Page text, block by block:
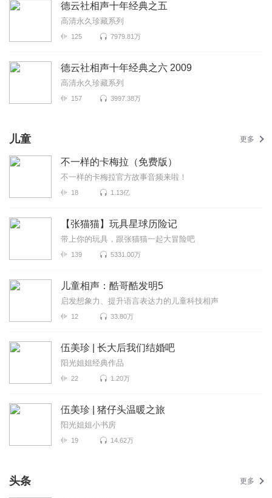
德云社相声十年经典之五
高清永久珍藏系列
125 7979.81万
德云社相声十年经典之六 2009
高清永久珍藏系列
157 3997.38万
儿童 更多
不一样的卡梅拉（免费版）
不一样的卡梅拉官方故事音频来啦！
18 1.13亿
【张猫猫】玩具星球历险记
带上你的玩具，跟张猫猫一起大冒险吧
139 5331.00万
儿童相声：酷哥酷发明5
启发想象力、提升语言表达力的儿童科技相声
12 33.80万
伍美珍 | 长大后我们结婚吧
阳光姐姐经典作品
22 1.20万
伍美珍 | 猪仔头温暖之旅
阳光姐姐小书房
19 14.62万
头条 更多